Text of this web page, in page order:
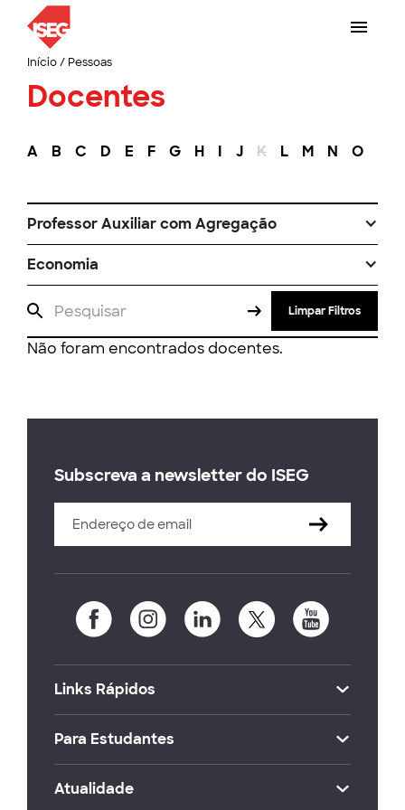
Início/ Pessoas
Docentes
A B C D E F G H I J K L M N O
Professor Auxiliar com Agregação
Economia
Limpar Filtros
Não foram encontrados docentes.
Subscreva a newsletter do ISEG
Links Rápidos
Para Estudantes
Atualidade